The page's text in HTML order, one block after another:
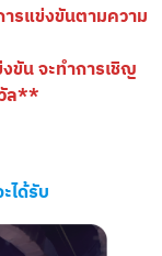
รแข่งขันตามความ
ขัน จะทำการเชิญ
ล**
ได้รับ